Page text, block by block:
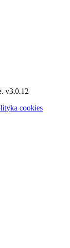
v3.0.12
cookies